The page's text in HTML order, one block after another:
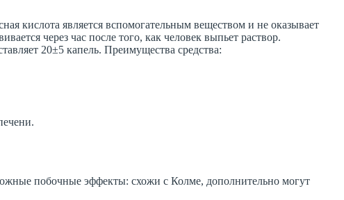
кислота является вспомогательным веществом и не оказывает
через час после того, как человек выпьет раствор.
20±5 капель. Преимущества средства:
побочные эффекты: схожи с Колме, дополнительно могут